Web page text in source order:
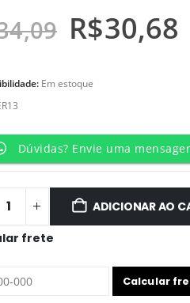
R$30,68
Em estoque
Dúvidas? Envie uma
ADICIONAR AO
frete